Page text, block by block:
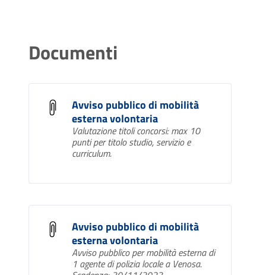
Documenti
Avviso pubblico di mobilità
esterna volontaria
Valutazione titoli concorsi: max 10
punti per titolo studio, servizio e
curriculum.
Avviso pubblico di mobilità
esterna volontaria
Avviso pubblico per mobilità esterna di
1 agente di polizia locale a Venosa.